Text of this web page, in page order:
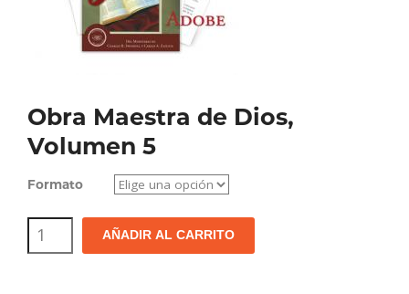
Obra Maestra de Dios,
Volumen 5
Formato
Obra
Maestra
AÑADIR AL CARRITO